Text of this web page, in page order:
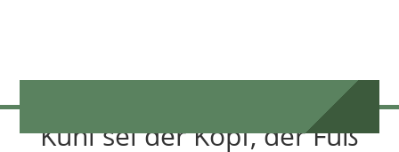
Kühl sei der Kopf, der Fuß